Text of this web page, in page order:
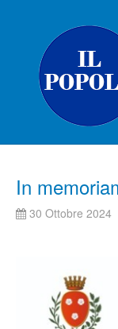
In
30 Ottobre 2024